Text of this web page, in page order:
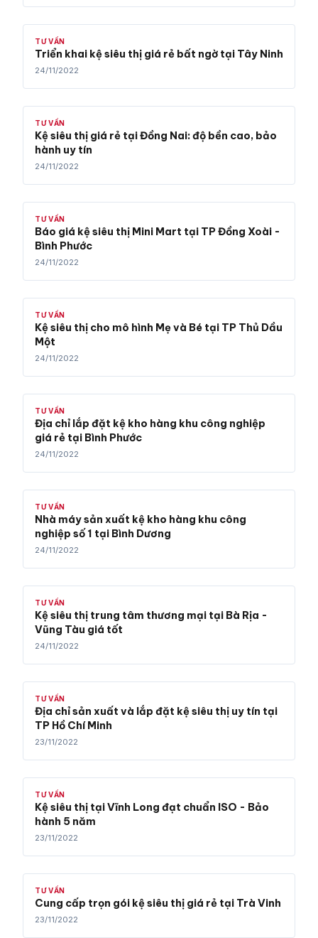
TƯ VẤN
Triển khai kệ siêu thị giá rẻ bất ngờ tại Tây Ninh
24/11/2022
TƯ VẤN
Kệ siêu thị giá rẻ tại Đồng Nai: độ bền cao, bảo
hành uy tín
24/11/2022
TƯ VẤN
Báo giá kệ siêu thị Mini Mart tại TP Đồng Xoài -
Bình Phước
24/11/2022
TƯ VẤN
Kệ siêu thị cho mô hình Mẹ và Bé tại TP Thủ Dầu
Một
24/11/2022
TƯ VẤN
Địa chỉ lắp đặt kệ kho hàng khu công nghiệp
giá rẻ tại Bình Phước
24/11/2022
TƯ VẤN
Nhà máy sản xuất kệ kho hàng khu công
nghiệp số 1 tại Bình Dương
24/11/2022
TƯ VẤN
Kệ siêu thị trung tâm thương mại tại Bà Rịa -
Vũng Tàu giá tốt
24/11/2022
TƯ VẤN
Địa chỉ sản xuất và lắp đặt kệ siêu thị uy tín tại
TP Hồ Chí Minh
23/11/2022
TƯ VẤN
Kệ siêu thị tại Vĩnh Long đạt chuẩn ISO - Bảo
hành 5 năm
23/11/2022
TƯ VẤN
Cung cấp trọn gói kệ siêu thị giá rẻ tại Trà Vinh
23/11/2022